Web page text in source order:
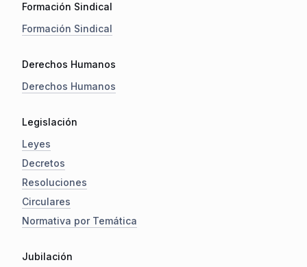
Formación Sindical
Formación Sindical
Derechos Humanos
Derechos Humanos
Legislación
Leyes
Decretos
Resoluciones
Circulares
Normativa por Temática
Jubilación